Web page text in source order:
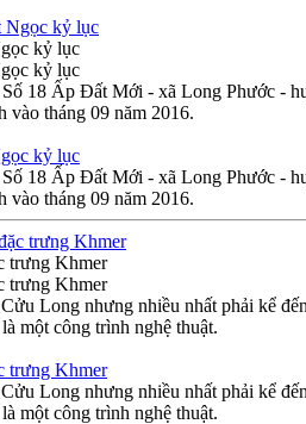
kỷ lục
kỷ lục
18 Ấp Đất Mới - xã Long Phước
vào tháng 09 năm 2016.
kỷ lục
18 Ấp Đất Mới - xã Long Phước
vào tháng 09 năm 2016.
trưng Khmer
trưng Khmer
Long nhưng nhiều nhất phải kể
một công trình nghệ thuật.
trưng Khmer
Long nhưng nhiều nhất phải kể
một công trình nghệ thuật.